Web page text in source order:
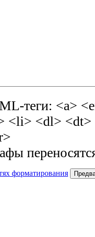
теги: <a>
<li> <dl> <dt>
форматирования